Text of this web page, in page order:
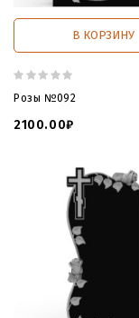
В КОРЗИНУ
Розы №092
2100.00₽